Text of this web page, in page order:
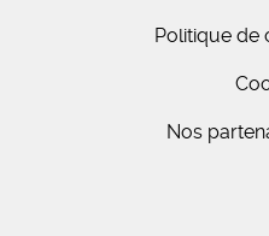
Politique de
Nos